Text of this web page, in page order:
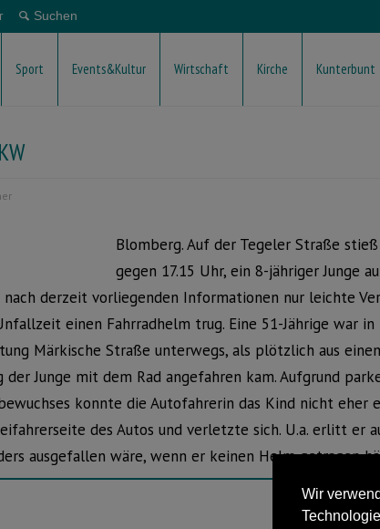
Wir
Sport Events&Kultur Wirtschaft Kirche Kunterbunt
Blomberg. Auf der Tegeler Straße
gegen 17.15 Uhr, ein 8-jähriger Junge
nach derzeit vorliegenden Informationen nur leichte
einen Fahrradhelm trug. Eine 51-Jährige war
Märkische Straße unterwegs, als plötzlich aus
Junge mit dem Rad angefahren kam. Aufgrund
konnte die Autofahrerin das Kind nicht eher
des Autos und verletzte sich. U.a. erlitt er
ausgefallen wäre, wenn er keinen Helm getragen